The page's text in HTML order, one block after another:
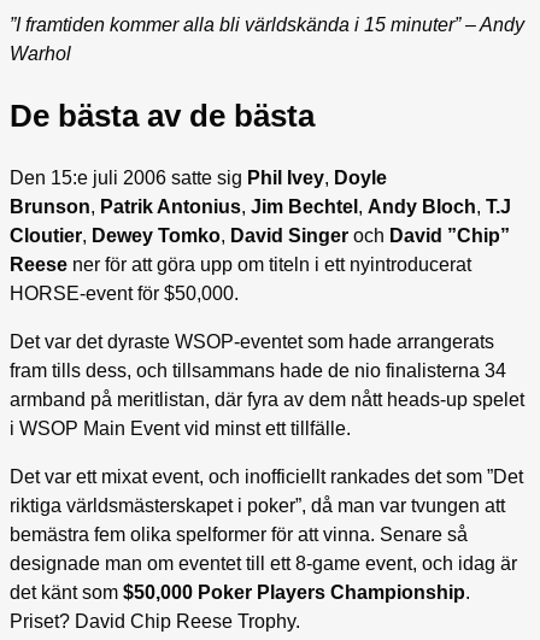
”I framtiden kommer alla bli världskända i 15 minuter” – Andy
Warhol
De bästa av de bästa
Den 15:e juli 2006 satte sig Phil Ivey, Doyle
Brunson, Patrik Antonius, Jim Bechtel , Andy Bloch, T.J
Cloutier, Dewey Tomko, David Singer och David ”Chip”
Reese ner för att göra upp om titeln i ett nyintroducerat
HORSE-event för $50,000.
Det var det dyraste WSOP-eventet som hade arrangerats
fram tills dess, och tillsammans hade de nio finalisterna 34
armband på meritlistan, där fyra av dem nått heads-up spelet
i WSOP Main Event vid minst ett tillfälle.
Det var ett mixat event, och inofficiellt rankades det som ”Det
riktiga världsmästerskapet i poker”, då man var tvungen att
bemästra fem olika spelformer för att vinna. Senare så
designade man om eventet till ett 8-game event, och idag är
det känt som $50,000 Poker Players Championship.
Priset? David Chip Reese Trophy.